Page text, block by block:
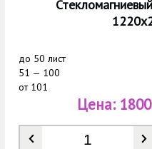
до 50 лист
51 — 100
от101
Количество
Цена: